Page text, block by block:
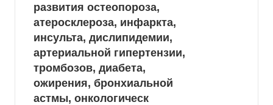
развития остеопороза,
атеросклероза, инфаркта,
инсульта, дислипидемии,
артериальной гипертензии,
тромбозов, диабета,
ожирения, бронхиальной
астмы, онкологическ